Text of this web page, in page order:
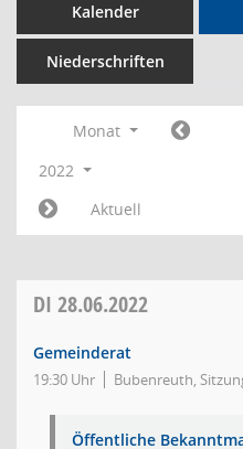
Kalender
Niederschriften
Monat
2022
Aktuell
DI 28.06.2022
Gemeinderat
19:30 Uhr Bubenreuth,
Öffentliche